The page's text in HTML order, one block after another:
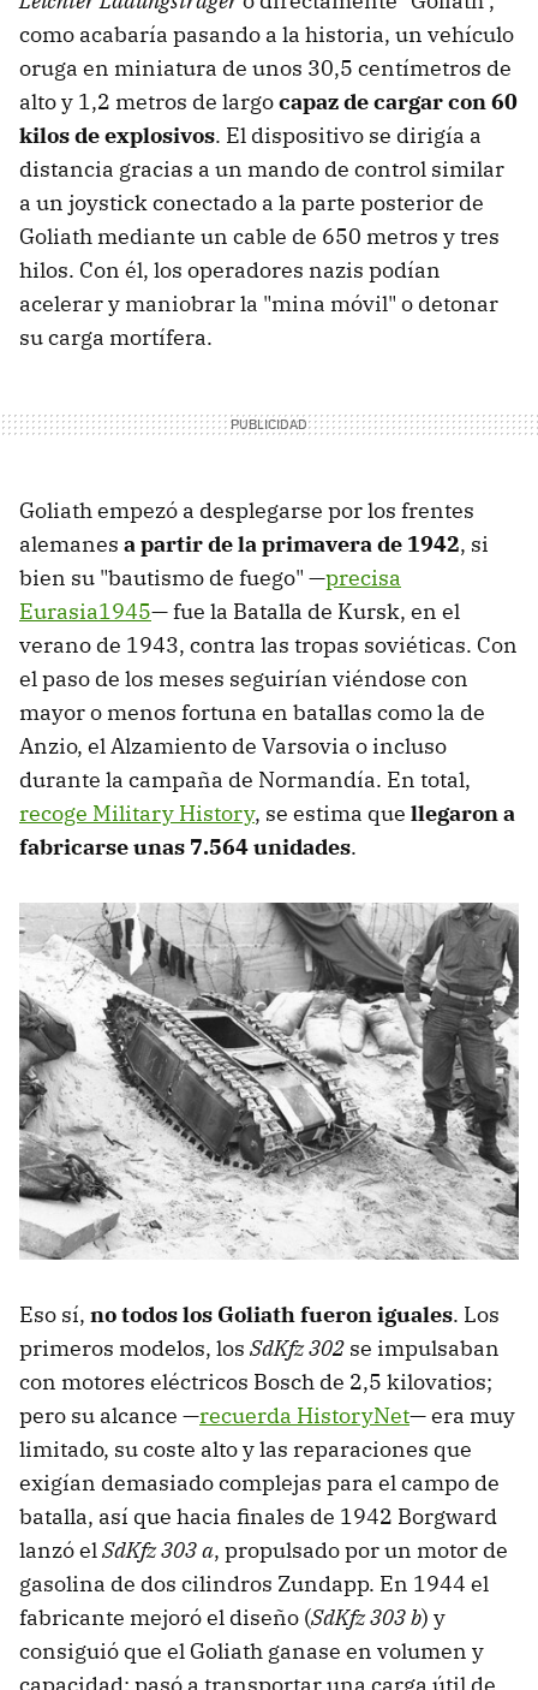
como acabaría pasando a la historia, un vehículo
oruga en miniatura de unos 30,5 centímetros de
alto y 1,2 metros de largocapaz de cargar con 60
kilos de explosivos. El dispositivo se dirigía a
distancia gracias a un mando de control similar
a un joystick conectado a la parte posterior de
Goliath mediante un cable de 650 metros y tres
hilos. Con él, los operadores nazis podían
acelerar y maniobrar la "mina móvil" o detonar
su carga mortífera.
Goliath empezó a desplegarse por los frentes
alemanes a partir de la primavera de 1942, si
bien su "bautismo de fuego" —precisa
Eurasia1945— fue la Batalla de Kursk, en el
verano de 1943, contra las tropas soviéticas. Con
el paso de los meses seguirían viéndose con
mayor o menos fortuna en batallas como la de
Anzio, el Alzamiento de Varsovia o incluso
durante la campaña de Normandía. En total,
recoge Military History, se estima que llegaron a
fabricarse unas 7.564 unidades.
Eso sí, no todos los Goliath fueron iguales. Los
primeros modelos, los SdKfz 302 se impulsaban
con motores eléctricos Bosch de 2,5 kilovatios;
pero su alcance —recuerda HistoryNet— era muy
limitado, su coste alto y las reparaciones que
exigían demasiado complejas para el campo de
batalla, así que hacia finales de 1942 Borgward
lanzó el SdKfz 303 a, propulsado por un motor de
gasolina de dos cilindros Zundapp. En 1944 el
fabricante mejoró el diseño (SdKfz 303 b) y
consiguió que el Goliath ganase en volumen y
capacidad: pasó a transportar una carga útil de